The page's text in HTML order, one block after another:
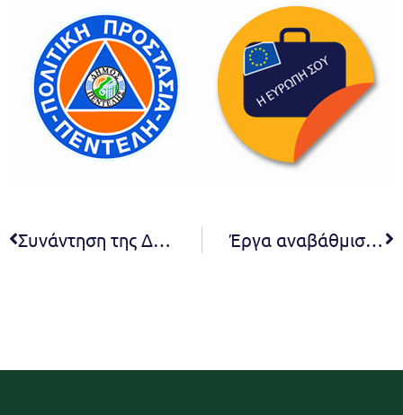
Συνάντηση της Δημάρχου Δήμητρας Κεχαγιά για τα θέματα παιδείας τις διευθύντριες και τους διευθυντές της εκπαιδευτικής κοινότητας του δήμου, ενόψει της νέας σχολικής χρονιάς. Έργα αναβάθμισης των παιδικών σταθμών της πόλης. Ουσιαστικές παρεμβάσεις υλοποιεί η δημοτική αρχή με στόχο την παροχή υψηλού επιπέδου υπηρεσιών προς τα παιδιά και τις οικογένειές τους